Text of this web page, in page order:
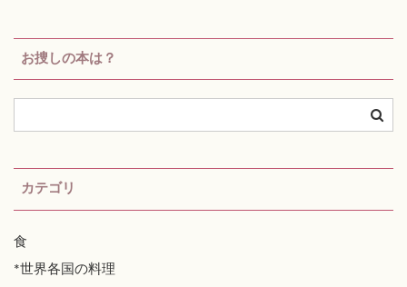
お捜しの本は？
カテゴリ
食
*世界各国の料理